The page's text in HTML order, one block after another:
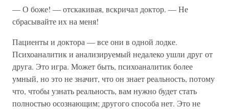
— О боже! — отскакивая, вскричал доктор. — Не
сбрасывайте их на меня!
Пациенты и доктора — все они в одной лодке.
Психоаналитик и анализируемый недалеко ушли друг от
друга. Это игра. Может быть, психоаналитик более
умный, но это не значит, что он знает реальность, потому
что, чтобы узнать реальность, вам нужно будет стать
полностью осознающим; другого способа нет. Это не